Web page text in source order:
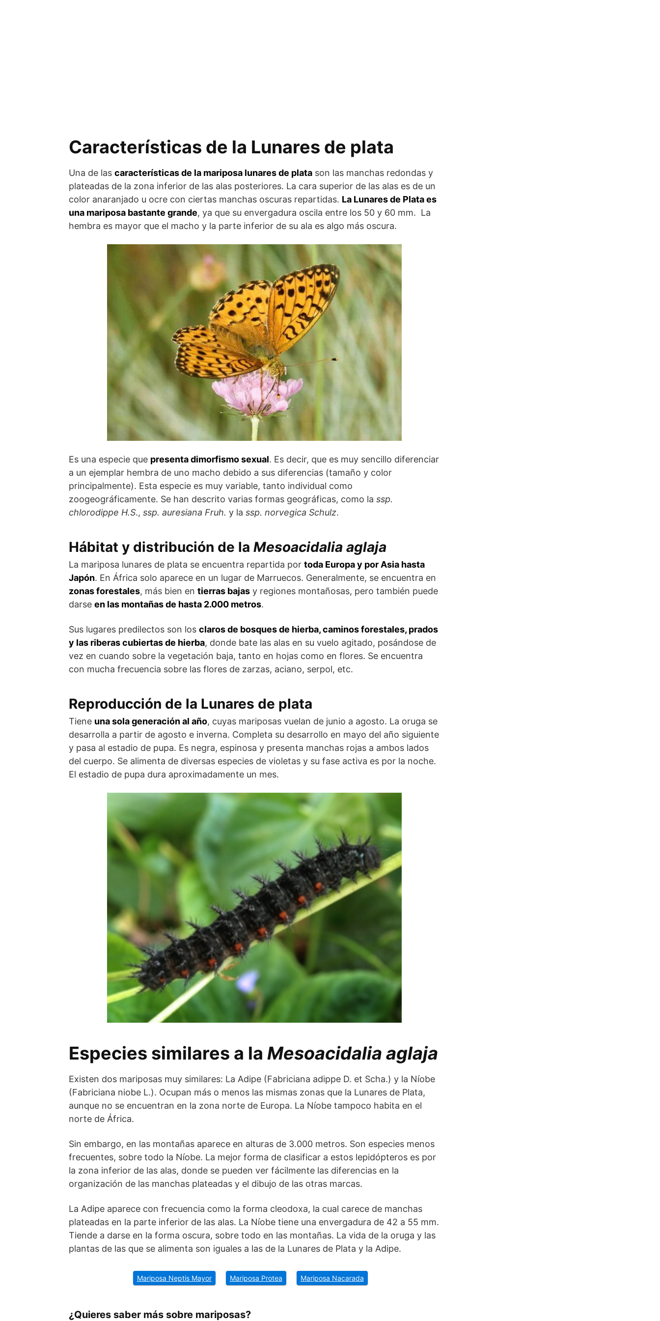
Características de la Lunares de plata
Una de las características de la mariposa lunares de plata son las manchas redondas y
plateadas de la zona inferior de las alas posteriores. La cara superior de las alas es de un
color anaranjado u ocre con ciertas manchas oscuras repartidas. La Lunares de Plata es
una mariposa bastante grande, ya que su envergadura oscila entre los 50 y 60 mm. La
hembra es mayor que el macho y la parte inferior de su ala es algo más oscura.
Es una especie que presenta dimorfismo sexual. Es decir, que es muy sencillo diferenciar
a un ejemplar hembra de uno macho debido a sus diferencias (tamaño y color
principalmente). Esta especie es muy variable, tanto individual como
zoogeográficamente. Se han descrito varias formas geográficas, como la ssp.
chlorodippe H.S., ssp. auresiana Fruh. y la ssp. norvegica Schulz.
Hábitat y distribución de la Mesoacidalia aglaja
La mariposa lunares de plata se encuentra repartida por toda Europa y por Asia hasta
Japón. En África solo aparece en un lugar de Marruecos. Generalmente, se encuentra en
zonas forestales, más bien en tierras bajas y regiones montañosas, pero también puede
darse en las montañas de hasta 2.000 metros.
Sus lugares predilectos son los claros de bosques de hierba, caminos forestales, prados
y las riberas cubiertas de hierba, donde bate las alas en su vuelo agitado, posándose de
vez en cuando sobre la vegetación baja, tanto en hojas como en flores. Se encuentra
con mucha frecuencia sobre las flores de zarzas, aciano, serpol, etc.
Reproducción de la Lunares de plata
Tiene una sola generación al año, cuyas mariposas vuelan de junio a agosto. La oruga se
desarrolla a partir de agosto e inverna. Completa su desarrollo en mayo del año siguiente
y pasa al estadio de pupa. Es negra, espinosa y presenta manchas rojas a ambos lados
del cuerpo. Se alimenta de diversas especies de violetas y su fase activa es por la noche.
El estadio de pupa dura aproximadamente un mes.
Especies similares a la Mesoacidalia aglaja
Existen dos mariposas muy similares: La Adipe (Fabriciana adippe D. et Scha.) y la Níobe
(Fabriciana niobe L.). Ocupan más o menos las mismas zonas que la Lunares de Plata,
aunque no se encuentran en la zona norte de Europa. La Níobe tampoco habita en el
norte de África.
Sin embargo, en las montañas aparece en alturas de 3.000 metros. Son especies menos
frecuentes, sobre todo la Níobe. La mejor forma de clasificar a estos lepidópteros es por
la zona inferior de las alas, donde se pueden ver fácilmente las diferencias en la
organización de las manchas plateadas y el dibujo de las otras marcas.
La Adipe aparece con frecuencia como la forma cleodoxa, la cual carece de manchas
plateadas en la parte inferior de las alas. La Níobe tiene una envergadura de 42 a 55 mm.
Tiende a darse en la forma oscura, sobre todo en las montañas. La vida de la oruga y las
plantas de las que se alimenta son iguales a las de la Lunares de Plata y la Adipe.
Mariposa Neptis Mayor Mariposa Protea Mariposa Nacarada
¿Quieres saber más sobre mariposas?